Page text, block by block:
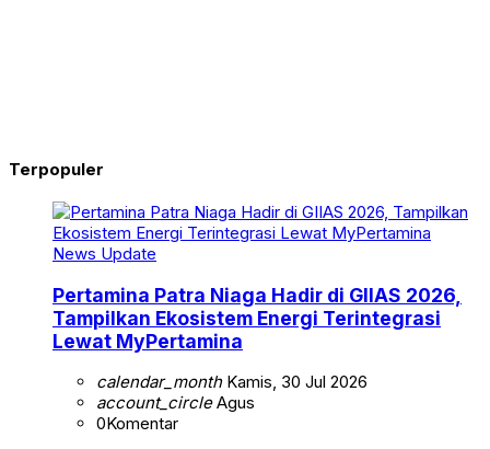
Terpopuler
News Update
Pertamina Patra Niaga Hadir di GIIAS 2026,
Tampilkan Ekosistem Energi Terintegrasi
Lewat MyPertamina
calendar_monthKamis, 30 Jul 2026
account_circleAgus
0Komentar